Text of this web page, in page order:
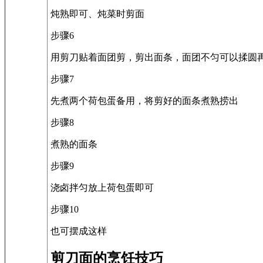
炖熟即可、炖菜时剪面
步骤6
用剪刀贴着面团剪，剪出面条，面团不匀可以揉圆
步骤7
先煮两个荷包蛋备用，将剪好的面条煮熟捞出
步骤8
煮熟的面条
步骤9
浇卤拌匀放上荷包蛋即可
步骤10
也可摆成这样
剪刀面的烹饪技巧